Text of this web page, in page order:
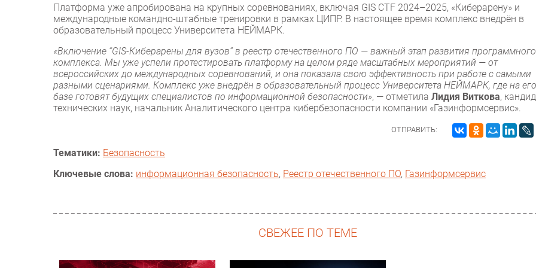
Платформа уже апробирована на крупных соревнованиях, включая GIS CTF 2024–2025, «Киберарену» и
международные командно-штабные тренировки в рамках ЦИПР. В настоящее время комплекс внедрён в
образовательный процесс Университета НЕЙМАРК.
«Включение “GIS-Киберарены для вузов” в реестр отечественного ПО — важный этап развития программного
комплекса. Мы уже успели протестировать платформу на целом ряде масштабных мероприятий — от
всероссийских до международных соревнований, и она показала свою эффективность при работе с самыми
разными сценариями. Комплекс уже внедрён в образовательный процесс Университета НЕЙМАРК, где на его
базе готовят будущих специалистов по информационной безопасности», — отметила Лидия Виткова,
технических наук, начальник Аналитического центра кибербезопасности компании «Газинформсервис».
ОТПРАВИТЬ:
Тематики: Безопасность
Ключевые слова: информационная безопасность, Реестр отечественного ПО, Газинформсервис
СВЕЖЕЕ ПО ТЕМЕ